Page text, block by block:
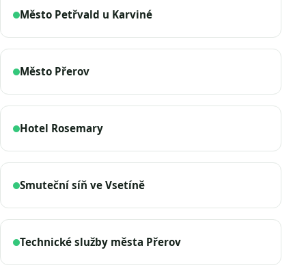
Město Petřvald u Karviné
Město Přerov
Hotel Rosemary
Smuteční síň ve Vsetíně
Technické služby města Přerov